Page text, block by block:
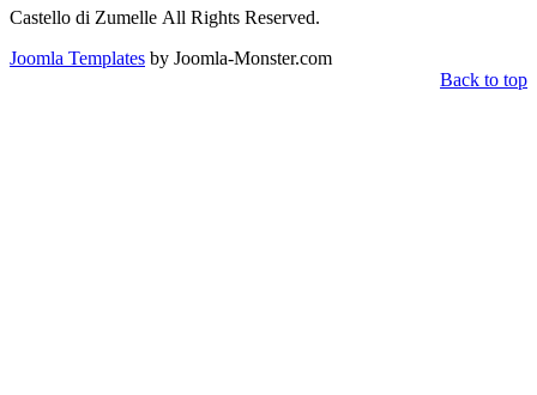
Castello di Zumelle All Rights Reserved.
Joomla Templates by Joomla-Monster.com
Back to top